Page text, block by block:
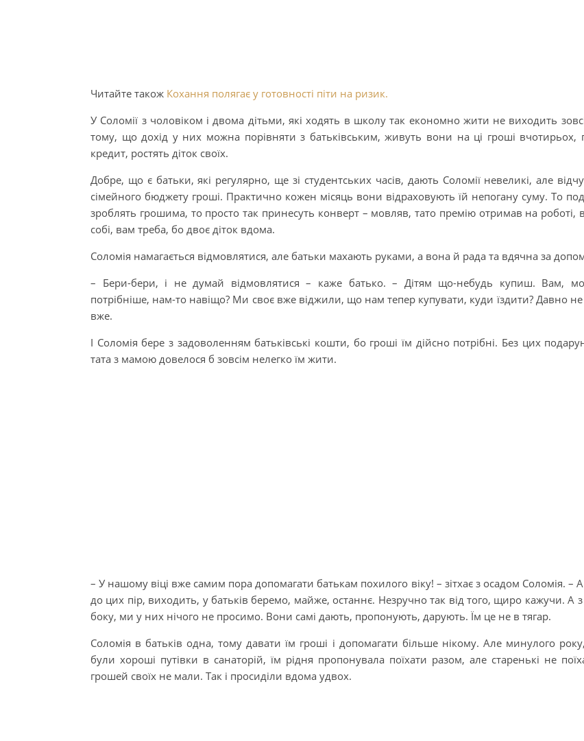
Читайте також Кохання полягає у готовності піти на ризик.
У Соломії з чоловіком і двома дітьми, які ходять в школу так економно жити не виходить
тому, що дохід у них можна порівняти з батьківським, живуть вони на ці гроші вчотирьох,
кредит, ростять діток своїх.
Добре, що є батьки, які регулярно, ще зі студентських часів, дають Соломії невеликі, але
сімейного бюджету гроші. Практично кожен місяць вони відраховують їй непогану суму. То
зроблять грошима, то просто так принесуть конверт – мовляв, тато премію отримав на роботі,
собі, вам треба, бо двоє діток вдома.
Соломія намагається відмовлятися, але батьки махають руками, а вона й рада та вдячна за
– Бери-бери, і не думай відмовлятися – каже батько. – Дітям що-небудь купиш. Вам,
потрібніше, нам-то навіщо? Ми своє вже віджили, що нам тепер купувати, куди їздити? Давно
вже.
І Соломія бере з задоволенням батьківські кошти, бо гроші їм дійсно потрібні. Без цих
тата з мамою довелося б зовсім нелегко їм жити.
– У нашому віці вже самим пора допомагати батькам похилого віку! – зітхає з осадом Соломія. –
до цих пір, виходить, у батьків беремо, майже, останнє. Незручно так від того, щиро кажучи. А
боку, ми у них нічого не просимо. Вони самі дають, пропонують, дарують. Їм це не в тягар.
Соломія в батьків одна, тому давати їм гроші і допомагати більше нікому. Але минулого
були хороші путівки в санаторій, їм рідня пропонувала поїхати разом, але старенькі не
грошей своїх не мали. Так і просиділи вдома удвох.